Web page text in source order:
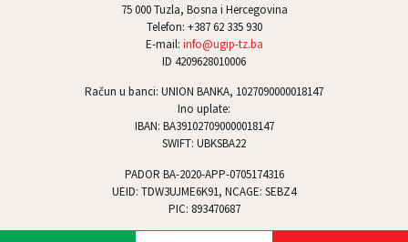
75 000 Tuzla, Bosna i Hercegovina
Telefon: +387 62 335 930
E-mail: info@ugip-tz.ba
ID 4209628010006
Račun u banci: UNION BANKA, 1027090000018147
Ino uplate:
IBAN: BA391027090000018147
SWIFT: UBKSBA22
PADOR BA-2020-APP-0705174316
UEID: TDW3UJME6K91, NCAGE: SEBZ4
PIC: 893470687